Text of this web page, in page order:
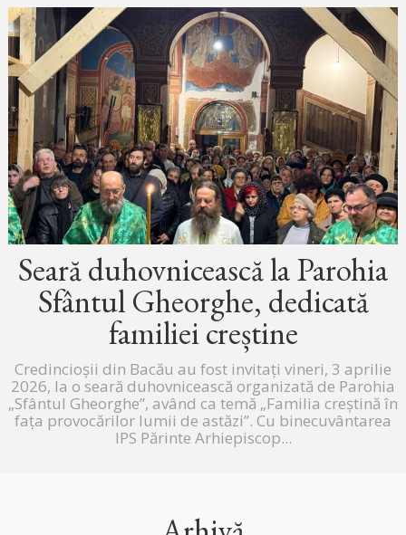
Seară duhovnicească la Parohia
Sfântul Gheorghe, dedicată
familiei creștine
Credincioșii din Bacău au fost invitați vineri, 3 aprilie
2026, la o seară duhovnicească organizată de Parohia
„Sfântul Gheorghe”, având ca temă „Familia creștină în
fața provocărilor lumii de astăzi”. Cu binecuvântarea
IPS Părinte Arhiepiscop...